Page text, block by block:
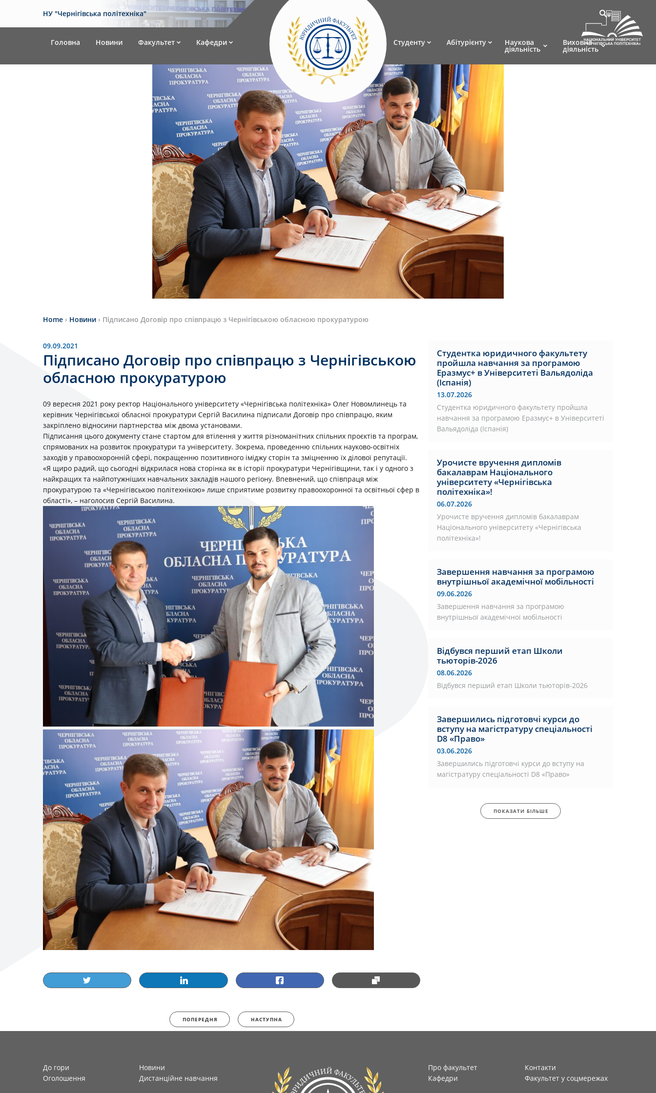
НУ "Чернігівська політехніка"
Головна Новини Факультет Кафедри Студенту Абітурієнту Наукова
діяльність
Виховна
діяльність
Home › Новини › Підписано Договір про співпрацю з Чернігівською обласною прокуратурою
09.09.2021
Підписано Договір про співпрацю з Чернігівською
обласною прокуратурою
09 вересня 2021 року ректор Національного університету «Чернігівська політехніка» Олег Новомлинець та
керівник Чернігівської обласної прокуратури Сергій Василина підписали Договір про співпрацю, яким
закріплено відносини партнерства між двома установами.
Підписання цього документу стане стартом для втілення у життя різноманітних спільних проєктів та програм,
спрямованих на розвиток прокуратури та університету. Зокрема, проведенню спільних науково-освітніх
заходів у правоохоронній сфері, покращенню позитивного іміджу сторін та зміцненню їх ділової репутації.
«Я щиро радий, що сьогодні відкрилася нова сторінка як в історії прокуратури Чернігівщини, так і у одного з
найкращих та найпотужніших навчальних закладів нашого регіону. Впевнений, що співпраця між
прокуратурою та «Чернігівською політехнікою» лише сприятиме розвитку правоохоронної та освітньої сфер в
області», – наголосив Сергій Василина.
ПОПЕРЕДНЯ НАСТУПНА
Студентка юридичного факультету
пройшла навчання за програмою
Еразмус+ в Університеті Вальядоліда
(Іспанія)
13.07.2026
Студентка юридичного факультету пройшла
навчання за програмою Еразмус+ в Університеті
Вальядоліда (Іспанія)
Урочисте вручення дипломів
бакалаврам Національного
університету «Чернігівська
політехніка»!
06.07.2026
Урочисте вручення дипломів бакалаврам
Національного університету «Чернігівська
політехніка»!
Завершення навчання за програмою
внутрішньої академічної мобільності
09.06.2026
Завершення навчання за програмою
внутрішньої академічної мобільності
Відбувся перший етап Школи
тьюторів-2026
08.06.2026
Відбувся перший етап Школи тьюторів-2026
Завершились підготовчі курси до
вступу на магістратуру спеціальності
D8 «Право»
03.06.2026
Завершились підготовчі курси до вступу на
магістратуру спеціальності D8 «Право»
ПОКАЗАТИ БІЛЬШЕ
До гори
Новини
Оголошення
Дистанційне навчання
Про факультет
Контакти
Кафедри
Факультет у соцмережах